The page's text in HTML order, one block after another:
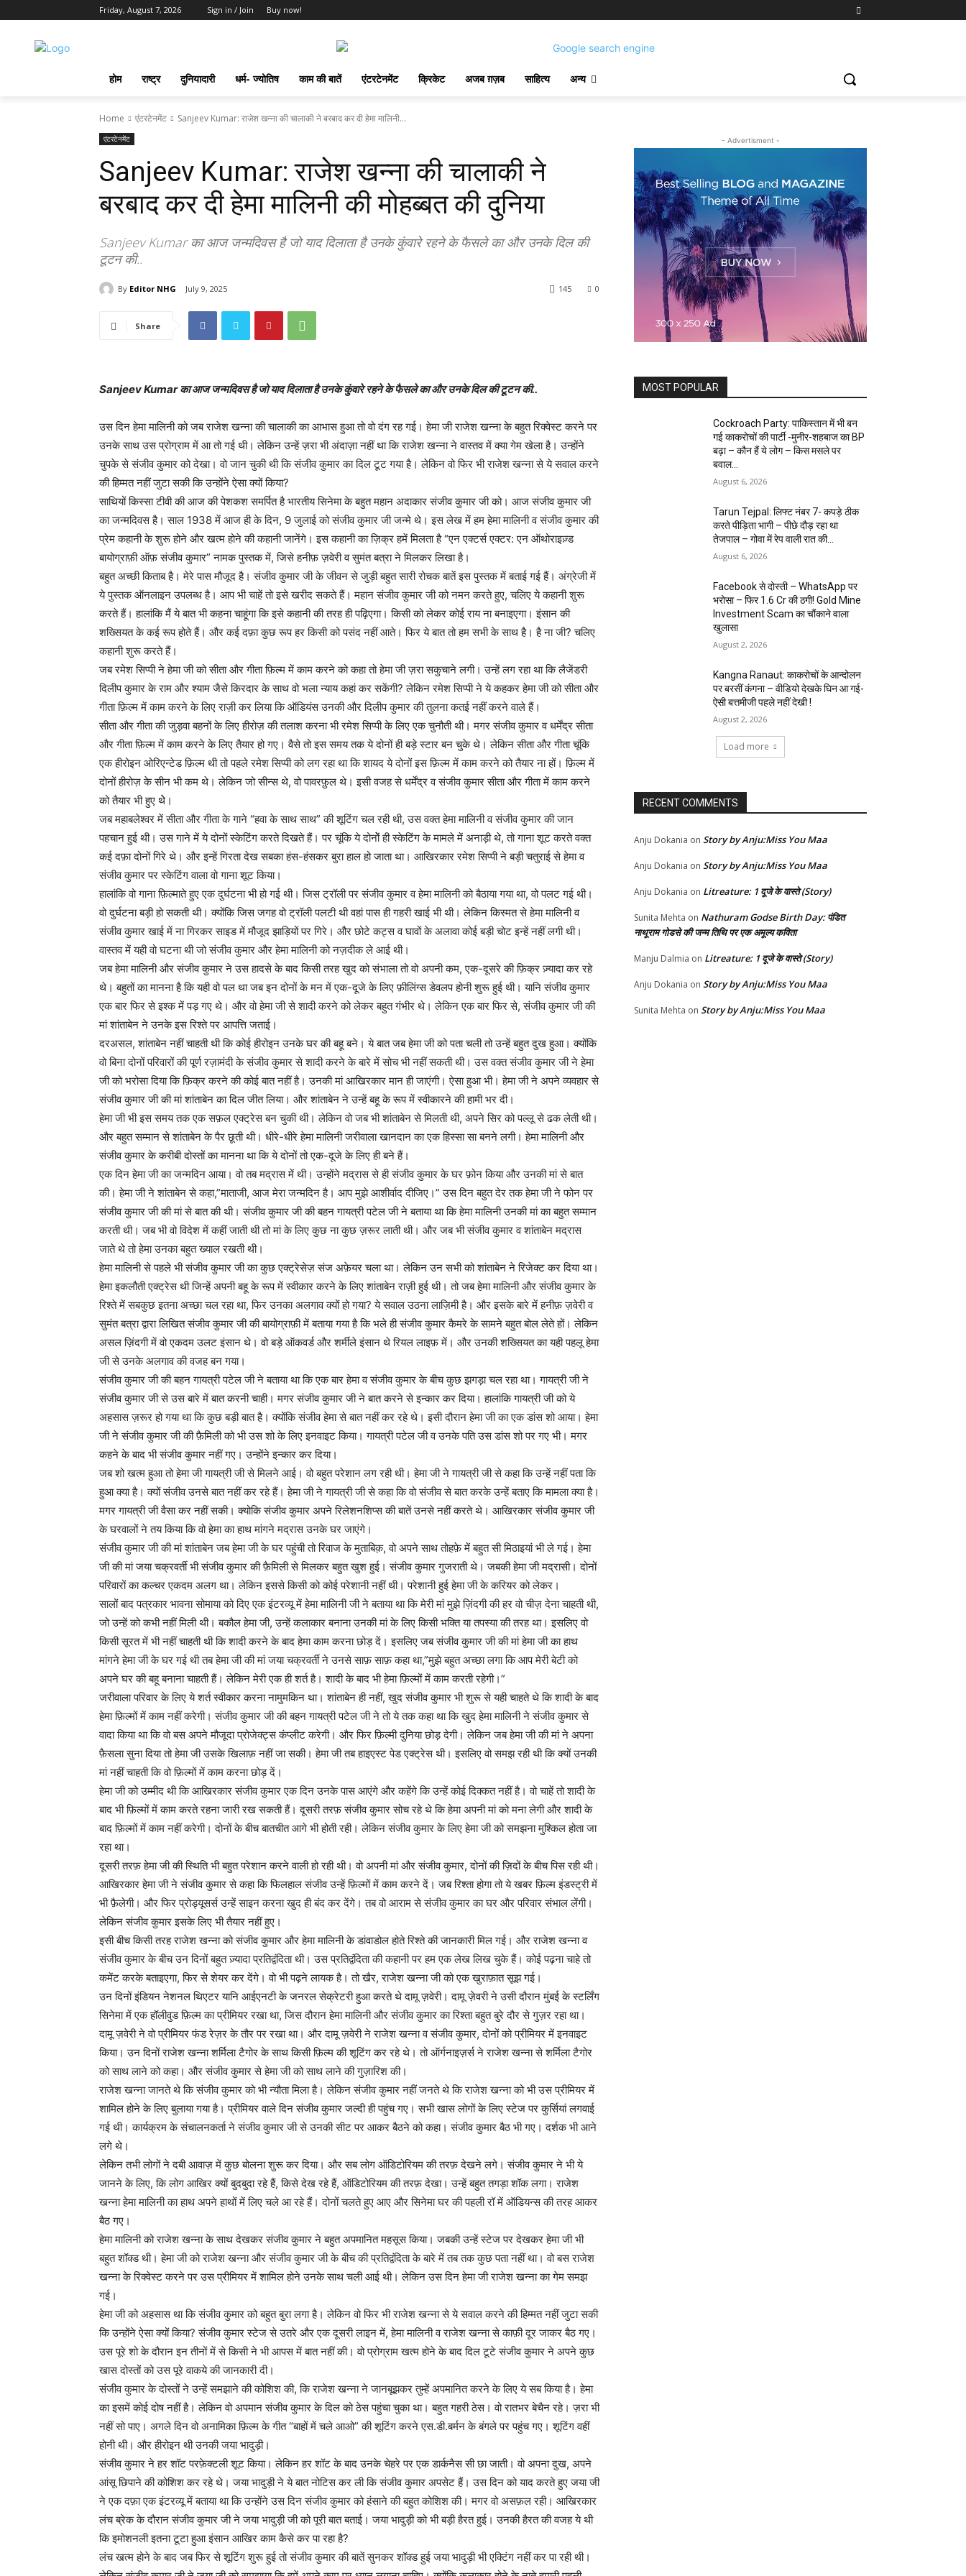
Friday, August 7, 2026 Sign in / Join Buy now!
होम राष्ट्र दुनियादारी धर्म- ज्योतिष काम की बातें एंटरटेनमेंट क्रिकेट अजब ग़ज़ब साहित्य अन्य
Home एंटरटेनमेंट Sanjeev Kumar: राजेश खन्ना की चालाकी ने बरबाद कर दी हेमा मालिनी...
एंटरटेनमेंट
Sanjeev Kumar: राजेश खन्ना की चालाकी ने
बरबाद कर दी हेमा मालिनी की मोहब्बत की दुनिया
Sanjeev Kumar का आज जन्मदिवस है जो याद दिलाता है उनके कुंवारे रहने के फैसले का और उनके दिल की
टूटन की..
By Editor NHG July 9, 2025 0
145
Share
Sanjeev Kumar का आज जन्मदिवस है जो याद दिलाता है उनके कुंवारे रहने के फैसले का और उनके दिल की टूटन की..
उस दिन हेमा मालिनी को जब राजेश खन्ना की चालाकी का आभास हुआ तो वो दंग रह गई। हेमा जी राजेश खन्ना के बहुत रिक्वेस्ट करने पर
उनके साथ उस प्रोग्राम में आ तो गई थी। लेकिन उन्हें ज़रा भी अंदाज़ा नहीं था कि राजेश खन्ना ने वास्तव में क्या गेम खेला है। उन्होंने
चुपके से संजीव कुमार को देखा। वो जान चुकी थी कि संजीव कुमार का दिल टूट गया है। लेकिन वो फिर भी राजेश खन्ना से ये सवाल करने
की हिम्मत नहीं जुटा सकी कि उन्होंने ऐसा क्यों किया?
साथियों किस्सा टीवी की आज की पेशकश समर्पित है भारतीय सिनेमा के बहुत महान अदाकार संजीव कुमार जी को। आज संजीव कुमार जी
का जन्मदिवस है। साल 1938 में आज ही के दिन, 9 जुलाई को संजीव कुमार जी जन्मे थे। इस लेख में हम हेमा मालिनी व संजीव कुमार की
प्रेम कहानी के शुरू होने और खत्म होने की कहानी जानेंगे। इस कहानी का ज़िक्र हमें मिलता है “एन एक्टर्स एक्टर: एन ऑथोराइज़्ड
बायोग्राफ़ी ऑफ़ संजीव कुमार” नामक पुस्तक में, जिसे हनीफ़ ज़वेरी व सुमंत बत्रा ने मिलकर लिखा है।
बहुत अच्छी किताब है। मेरे पास मौजूद है। संजीव कुमार जी के जीवन से जुड़ी बहुत सारी रोचक बातें इस पुस्तक में बताई गई हैं। अंग्रेजी में
ये पुस्तक ऑनलाइन उपलब्ध है। आप भी चाहें तो इसे खरीद सकते हैं। महान संजीव कुमार जी को नमन करते हुए, चलिए ये कहानी शुरू
करते हैं। हालांकि मैं ये बात भी कहना चाहूंगा कि इसे कहानी की तरह ही पढ़िएगा। किसी को लेकर कोई राय ना बनाइएगा। इंसान की
शख्सियत के कई रूप होते हैं। और कई दफ़ा कुछ रूप हर किसी को पसंद नहीं आते। फिर ये बात तो हम सभी के साथ है। है ना जी? चलिए
कहानी शुरू करते हैं।
जब रमेश सिप्पी ने हेमा जी को सीता और गीता फ़िल्म में काम करने को कहा तो हेमा जी ज़रा सकुचाने लगी। उन्हें लग रहा था कि लैजेंडरी
दिलीप कुमार के राम और श्याम जैसे किरदार के साथ वो भला न्याय कहां कर सकेंगी? लेकिन रमेश सिप्पी ने ये कहकर हेमा जी को सीता और
गीता फ़िल्म में काम करने के लिए राज़ी कर लिया कि ऑडियंस उनकी और दिलीप कुमार की तुलना कतई नहीं करने वाले हैं।
सीता और गीता की जुड़वा बहनों के लिए हीरोज़ की तलाश करना भी रमेश सिप्पी के लिए एक चुनौती थी। मगर संजीव कुमार व धर्मेंद्र सीता
और गीता फ़िल्म में काम करने के लिए तैयार हो गए। वैसे तो इस समय तक ये दोनों ही बड़े स्टार बन चुके थे। लेकिन सीता और गीता चूंकि
एक हीरोइन ओरिएन्टेड फ़िल्म थी तो पहले रमेश सिप्पी को लग रहा था कि शायद ये दोनों इस फ़िल्म में काम करने को तैयार ना हों। फ़िल्म में
दोनों हीरोज़ के सीन भी कम थे। लेकिन जो सीन्स थे, वो पावरफ़ुल थे। इसी वजह से धर्मेंद्र व संजीव कुमार सीता और गीता में काम करने
को तैयार भी हुए थेे।
जब महाबलेश्वर में सीता और गीता के गाने “हवा के साथ साथ” की शूटिंग चल रही थी, उस वक्त हेमा मालिनी व संजीव कुमार की जान
पहचान हुई थी। उस गाने में ये दोनों स्केटिंग करते दिखते हैं। पर चूंकि ये दोनोें ही स्केटिंग के मामले में अनाड़ी थे, तो गाना शूट करते वक्त
कई दफ़ा दोनों गिरे थे। और इन्हें गिरता देख सबका हंस-हंसकर बुरा हाल हो जाता था। आखिरकार रमेश सिप्पी ने बड़ी चतुराई से हेमा व
संजीव कुमार पर स्केटिंग वाला वो गाना शूट किया।
हालांकि वो गाना फ़िल्माते हुए एक दुर्घटना भी हो गई थी। जिस ट्रॉली पर संजीव कुमार व हेमा मालिनी को बैठाया गया था, वो पलट गई थी।
वो दुर्घटना बड़ी हो सकती थी। क्योंकि जिस जगह वो ट्रॉली पलटी थी वहां पास ही गहरी खाई भी थी। लेकिन किस्मत से हेमा मालिनी व
संजीव कुमार खाई में ना गिरकर साइड में मौजूद झाड़ियों पर गिरे। और छोटे कट्स व घावों के अलावा कोई बड़ी चोट इन्हें नहीं लगी थी।
वास्तव में यही वो घटना थी जो संजीव कुमार और हेमा मालिनी को नज़दीक ले आई थी।
जब हेमा मालिनी और संजीव कुमार ने उस हादसे के बाद किसी तरह खुद को संभाला तो वो अपनी कम, एक-दूसरे की फ़िक्र ज़्यादा कर रहे
थे। बहुतों का मानना है कि यही वो पल था जब इन दोनों के मन में एक-दूजे के लिए फ़ीलिंग्स डेवलप होनी शुरू हुई थी। यानि संजीव कुमार
एक बार फिर से इश्क में पड़ गए थे। और वो हेमा जी से शादी करने को लेकर बहुत गंभीर थे। लेकिन एक बार फिर से, संजीव कुमार जी की
मां शांताबेन ने उनके इस रिश्ते पर आपत्ति जताई।
दरअसल, शांताबेन नहीं चाहती थी कि कोई हीरोइन उनके घर की बहू बने। ये बात जब हेमा जी को पता चली तो उन्हें बहुत दुख हुआ। क्योंकि
वो बिना दोनों परिवारों की पूर्ण रज़ामंदी के संजीव कुमार से शादी करने के बारे में सोच भी नहीं सकती थी। उस वक्त संजीव कुमार जी ने हेमा
जी को भरोसा दिया कि फ़िक्र करने की कोई बात नहीं है। उनकी मां आखिरकार मान ही जाएंगी। ऐसा हुआ भी। हेमा जी ने अपने व्यवहार से
संजीव कुमार जी की मां शांताबेन का दिल जीत लिया। और शांताबेन ने उन्हें बहू के रूप में स्वीकारने की हामी भर दी।
हेमा जी भी इस समय तक एक सफ़ल एक्ट्रेस बन चुकी थी। लेकिन वो जब भी शांताबेन से मिलती थी, अपने सिर को पल्लू से ढक लेती थी।
और बहुत सम्मान से शांताबेन के पैर छूती थी। धीरे-धीरे हेमा मालिनी जरीवाला खानदान का एक हिस्सा सा बनने लगी। हेमा मालिनी और
संजीव कुमार के करीबी दोस्तों का मानना था कि ये दोनों तो एक-दूजे के लिए ही बने हैं।
एक दिन हेमा जी का जन्मदिन आया। वो तब मद्रास में थी। उन्होंने मद्रास से ही संजीव कुमार के घर फ़ोन किया और उनकी मां से बात
की। हेमा जी ने शांताबेन से कहा,”माताजी, आज मेरा जन्मदिन है। आप मुझे आशीर्वाद दीजिए।” उस दिन बहुत देर तक हेमा जी ने फोन पर
संजीव कुमार जी की मां से बात की थी। संजीव कुमार जी की बहन गायत्री पटेल जी ने बताया था कि हेमा मालिनी उनकी मां का बहुत सम्मान
करती थी। जब भी वो विदेश में कहीं जाती थी तो मां के लिए कुछ ना कुछ ज़रूर लाती थी। और जब भी संजीव कुमार व शांताबेन मद्रास
जाते थे तो हेमा उनका बहुत ख्याल रखती थी।
हेमा मालिनी से पहले भी संजीव कुमार जी का कुछ एक्ट्रेसेज़ संज अफ़ेयर चला था। लेकिन उन सभी को शांताबेन ने रिजेक्ट कर दिया था।
हेमा इकलौती एक्ट्रेस थी जिन्हें अपनी बहू के रूप में स्वीकार करने के लिए शांताबेन राज़ी हुई थी। तो जब हेमा मालिनी और संजीव कुमार के
रिश्ते में सबकुछ इतना अच्छा चल रहा था, फिर उनका अलगाव क्यों हो गया? ये सवाल उठना लाज़िमी है। और इसके बारे में हनीफ़ ज़वेरी व
सुमंत बत्रा द्वारा लिखित संजीव कुमार जी की बायोग्राफ़ी में बताया गया है कि भले ही संजीव कुमार कैमरे के सामने बहुत बोल लेते हों। लेकिन
असल ज़िंदगी में वो एकदम उलट इंसान थे। वो बड़े ऑकवर्ड और शर्मीले इंसान थे रियल लाइफ़ में। और उनकी शख्‍सियत का यही पहलू हेमा
जी से उनके अलगाव की वजह बन गया।
संजीव कुमार जी की बहन गायत्री पटेल जी ने बताया था कि एक बार हेमा व संजीव कुमार के बीच कुछ झगड़ा चल रहा था। गायत्री जी ने
संजीव कुमार जी से उस बारे में बात करनी चाही। मगर संजीव कुमार जी ने बात करने से इन्कार कर दिया। हालांकि गायत्री जी को ये
अहसास ज़रूर हो गया था कि कुछ बड़ी बात है। क्योंकि संजीव हेमा से बात नहीं कर रहे थे। इसी दौरान हेमा जी का एक डांस शो आया। हेमा
जी ने संजीव कुमार जी की फ़ैमिली को भी उस शो के लिए इनवाइट किया। गायत्री पटेल जी व उनके पति उस डांस शो पर गए भी। मगर
कहने के बाद भी संजीव कुमार नहीं गए। उन्होंने इन्कार कर दिया।
जब शो खत्म हुआ तो हेमा जी गायत्री जी से मिलने आई। वो बहुत परेशान लग रही थी। हेमा जी ने गायत्री जी से कहा कि उन्हें नहीं पता कि
हुआ क्या है। क्यों संजीव उनसे बात नहीं कर रहे हैं। हेमा जी ने गायत्री जी से कहा कि वो संजीव से बात करके उन्हें बताए कि मामला क्या है।
मगर गायत्री जी वैसा कर नहीं सकी। क्योकि संजीव कुमार अपने रिलेशनशिप्स की बातें उनसे नहीं करते थे। आखिरकार संजीव कुमार जी
के घरवालों ने तय किया कि वो हेमा का हाथ मांगने मद्रास उनके घर जाएंगे।
संजीव कुमार जी की मां शांताबेन जब हेमा जी के घर पहुंची तो रिवाज के मुताबिक़, वो अपने साथ तोहफ़े में बहुत सी मिठाइयां भी ले गई। हेमा
जी की मां जया चक्रवर्ती भी संजीव कुमार की फ़ैमिली से मिलकर बहुत खुश हुई। संजीव कुमार गुजराती थे। जबकी हेमा जी मद्रासी। दोनों
परिवारों का कल्चर एकदम अलग था। लेकिन इससे किसी को कोई परेशानी नहीं थी। परेशानी हुई हेमा जी के करियर को लेकर।
सालों बाद पत्रकार भावना सोमाया को दिए एक इंटरव्यू में हेमा मालिनी जी ने बताया था कि मेरी मां मुझे ज़िंदगी की हर वो चीज़ देना चाहती थी,
जो उन्हें को कभी नहीं मिली थी। बकौल हेमा जी, उन्हें कलाकार बनाना उनकी मां के लिए किसी भक्ति या तपस्या की तरह था। इसलिए वो
किसी सूरत में भी नहीं चाहती थी कि शादी करने के बाद हेमा काम करना छोड़ दें। इसलिए जब संजीव कुमार जी की मां हेमा जी का हाथ
मांगने हेमा जी के घर गई थी तब हेमा जी की मां जया चक्रवर्ती ने उनसे साफ़ साफ़ कहा था,”मुझे बहुत अच्छा लगा कि आप मेरी बेटी को
अपने घर की बहू बनाना चाहती हैं। लेकिन मेरी एक ही शर्त है। शादी के बाद भी हेमा फ़िल्मों में काम करती रहेगी।”
जरीवाला परिवार के लिए ये शर्त स्वीकार करना नामुमकिन था। शांताबेन ही नहीं, खुद संजीव कुमार भी शुरू से यही चाहते थे कि शादी के बाद
हेमा फ़िल्मों में काम नहीं करेगी। संजीव कुमार जी की बहन गायत्री पटेल जी ने तो ये तक कहा था कि खुद हेमा मालिनी ने संजीव कुमार से
वादा किया था कि वो बस अपने मौजूदा प्रोजेक्ट्स कंप्लीट करेगी। और फिर फ़िल्मी दुनिया छोड़ देगी। लेकिन जब हेमा जी की मां ने अपना
फ़ैसला सुना दिया तो हेमा जी उसके खिलाफ़ नहीं जा सकी। हेमा जी तब हाइएस्ट पेड एक्ट्रेस थी। इसलिए वो समझ रही थी कि क्यों उनकी
मां नहीं चाहती कि वो फ़िल्मों में काम करना छोड़ दें।
हेमा जी को उम्मीद थी कि आखिरकार संजीव कुमार एक दिन उनके पास आएंगे और कहेंगे कि उन्हें कोई दिक्कत नहीं है। वो चाहें तो शादी के
बाद भी फ़िल्मों में काम करते रहना जारी रख सकती हैं। दूसरी तरफ़ संजीव कुमार सोच रहे थे कि हेमा अपनी मां को मना लेगी और शादी के
बाद फ़िल्मों में काम नहीं करेगी। दोनों के बीच बातचीत आगे भी होती रही। लेकिन संजीव कुमार के लिए हेमा जी को समझना मुश्किल होता जा
रहा था।
दूसरी तरफ़ हेमा जी की स्थिति भी बहुत परेशान करने वाली हो रही थी। वो अपनी मां और संजीव कुमार, दोनों की ज़िदों के बीच पिस रही थी।
आखिरकार हेमा जी ने संजीव कुमार से कहा कि फिलहाल संजीव उन्हें फ़िल्मों में काम करने दें। जब रिश्ता होगा तो ये खबर फ़िल्म इंडस्ट्री में
भी फ़ैलेगी। और फिर प्रोड्यूसर्स उन्हें साइन करना खुद ही बंद कर देंगे। तब वो आराम से संजीव कुमार का घर और परिवार संभाल लेंगी।
लेकिन संजीव कुमार इसके लिए भी तैयार नहीं हुए।
इसी बीच किसी तरह राजेश खन्ना को संजीव कुमार और हेमा मालिनी के डांवाडोल होते रिश्ते की जानकारी मिल गई। और राजेश खन्ना व
संजीव कुमार के बीच उन दिनों बहुत ज़्यादा प्रतिद्वंदिता थी। उस प्रतिद्वंदिता की कहानी पर हम एक लेख लिख चुके हैं। कोई पढ़ना चाहे तो
कमेंट करके बताइएगा, फिर से शेयर कर देंगे। वो भी पढ़ने लायक है। तो खैर, राजेश खन्ना जी को एक खुराफ़ात सूझ गई।
उन दिनों इंडियन नेशनल थिएटर यानि आईएनटी के जनरल सेक्रेटरी हुआ करते थे दामू ज़वेरी। दामू ज़ेवरी ने उसी दौरान मुंबई के स्टर्लिंग
सिनेमा में एक हॉलीवुड फ़िल्म का प्रीमियर रखा था, जिस दौरान हेमा मालिनी और संजीव कुमार का रिश्ता बहुत बुरे दौर से गुज़र रहा था।
दामू ज़वेरी ने वो प्रीमियर फंड रेज़र के तौर पर रखा था। और दामू ज़वेरी ने राजेश खन्ना व संजीव कुमार, दोनों को प्रीमियर में इनवाइट
किया। उन दिनों राजेश खन्ना शर्मिला टैगोर के साथ किसी फ़िल्म की शूटिंग कर रहे थे। तो ऑर्गनाइज़र्स ने राजेश खन्ना से शर्मिला टैगोर
को साथ लाने को कहा। और संजीव कुमार से हेमा जी को साथ लाने की गुज़ारिश की।
राजेश खन्ना जानते थे कि संजीव कुमार को भी न्यौता मिला है। लेकिन संजीव कुमार नहीं जनते थे कि राजेश खन्ना को भी उस प्रीमियर में
शामिल होने के लिए बुलाया गया है। प्रीमियर वाले दिन संजीव कुमार जल्दी ही पहुंच गए। सभी खास लोगों के लिए स्टेज पर कुर्सियां लगवाई
गई थी। कार्यक्रम के संचालनकर्ता ने संजीव कुमार जी से उनकी सीट पर आकर बैठने को कहा। संजीव कुमार बैठ भी गए। दर्शक भी आने
लगे थे।
लेकिन तभी लोगों ने दबी आवाज़ में कुछ बोलना शुरू कर दिया। और सब लोग ऑडिटोरियम की तरफ़ देखने लगे। संजीव कुमार ने भी ये
जानने के लिए, कि लोग आखिर क्यों बुदबुदा रहे हैं, किसे देख रहे हैं, ऑडिटोरियम की तरफ़ देखा। उन्हें बहुत तगड़ा शॉक लगा। राजेश
खन्ना हेमा मालिनी का हाथ अपने हाथों में लिए चले आ रहे हैं। दोनों चलते हुए आए और सिनेमा घर की पहली रॉ में ऑडियन्स की तरह आकर
बैठ गए।
हेमा मालिनी को राजेश खन्ना के साथ देखकर संजीव कुमार ने बहुत अपमानित महसूस किया। जबकी उन्हें स्टेज पर देखकर हेमा जी भी
बहुत शॉक्ड थी। हेमा जी को राजेश खन्ना और संजीव कुमार जी के बीच की प्रतिद्वंदिता के बारे में तब तक कुछ पता नहीं था। वो बस राजेश
खन्ना के रिक्वेस्ट करने पर उस प्रीमियर में शामिल होने उनके साथ चली आई थी। लेकिन उस दिन हेमा जी राजेश खन्ना का गेम समझ
गई।
हेमा जी को अहसास था कि संजीव कुमार को बहुत बुरा लगा है। लेकिन वो फिर भी राजेश खन्ना से ये सवाल करने की हिम्मत नहीं जुटा सकी
कि उन्होंने ऐसा क्यों किया? संजीव कुमार स्टेज से उतरे और एक दूसरी लाइन में, हेमा मालिनी व राजेश खन्ना से काफ़ी दूर जाकर बैठ गए।
उस पूरे शो के दौरान इन तीनों में से किसी ने भी आपस में बात नहीं की। वो प्रोग्राम खत्म होने के बाद दिल टूटे संजीव कुमार ने अपने कुछ
खास दोस्तों को उस पूरे वाकये की जानकारी दी।
संजीव कुमार के दोस्तों ने उन्हें समझाने की कोशिश की, कि राजेश खन्ना ने जानबूझकर तुम्हें अपमानित करने के लिए ये सब किया है। हेमा
का इसमें कोई दोष नहीं है। लेकिन वो अपमान संजीव कुमार के दिल को ठेस पहुंचा चुका था। बहुत गहरी ठेस। वो रातभर बेचैन रहे। ज़रा भी
नहीं सो पाए। अगले दिन वो अनामिका फ़िल्म के गीत “बाहों में चले आओ” की शूटिंग करने एस.डी.बर्मन के बंगले पर पहुंच गए। शूटिंग वहीं
होनी थी। और हीरोइन थी उनकी जया भादुड़ी।
संजीव कुमार ने हर शॉट परफ़ेक्टली शूट किया। लेकिन हर शॉट के बाद उनके चेहरे पर एक डार्कनैस सी छा जाती। वो अपना दुख, अपने
आंसू छिपाने की कोशिश कर रहे थे। जया भादुड़ी ने ये बात नोटिस कर ली कि संजीव कुमार अपसेट हैं। उस दिन को याद करते हुए जया जी
ने एक दफ़ा एक इंटरव्यू में बताया था कि उन्होंने उस दिन संजीव कुमार को हंसाने की बहुत कोशिश की। मगर वो असफ़ल रही। आखिरकार
लंच ब्रेक के दौरान संजीव कुमार जी ने जया भादुड़ी जी को पूरी बात बताई। जया भादुड़ी को भी बड़ी हैरत हुई। उनकी हैरत की वजह ये थी
कि इमोशनली इतना टूटा हुआ इंसान आखिर काम कैसे कर पा रहा है?
लंच खत्म होने के बाद जब फिर से शूटिंग शुरू हुई तो संजीव कुमार की बातें सुनकर शॉक्ड हुई जया भादुड़ी भी एक्टिंग नहीं कर पा रही थी।
- Advertisment -
MOST POPULAR
Cockroach Party: पाकिस्तान में भी बन
गई काकरोचों की पार्टी -मुनीर-शहबाज का BP
बढ़ा – कौन हैं ये लोग – किस मसले पर
बवाल...
August 6, 2026
Tarun Tejpal: लिफ्ट नंबर 7- कपड़े ठीक
करते पीड़िता भागी – पीछे दौड़ रहा था
तेजपाल – गोवा में रेप वाली रात की...
August 6, 2026
Facebook से दोस्ती – WhatsApp पर
भरोसा – फिर 1.6 Cr की ठगी! Gold Mine
Investment Scam का चौंकाने वाला
खुलासा
August 2, 2026
Kangna Ranaut: काकरोचों के आन्दोलन
पर बरसीं कंगना – वीडियो देखके घिन आ गई-
ऐसी बत्तमीजी पहले नहीं देखी !
August 2, 2026
Load more
RECENT COMMENTS
Anju Dokania on Story by Anju:Miss You Maa
Anju Dokania on Story by Anju:Miss You Maa
Anju Dokania on Litreature: 1 दूजे के वास्ते (Story)
Sunita Mehta on Nathuram Godse Birth Day: पंडित
नाथूराम गोडसे की जन्म तिथि पर एक अमूल्य कविता
Manju Dalmia on Litreature: 1 दूजे के वास्ते (Story)
Anju Dokania on Story by Anju:Miss You Maa
Sunita Mehta on Story by Anju:Miss You Maa